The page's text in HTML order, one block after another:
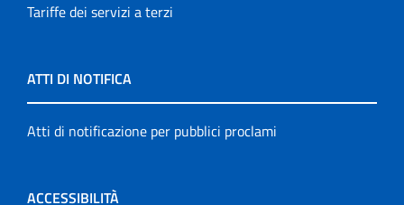
Tariffe dei servizi a terzi
ATTI DI NOTIFICA
Atti di notificazione per pubblici proclami
ACCESSIBILITÀ